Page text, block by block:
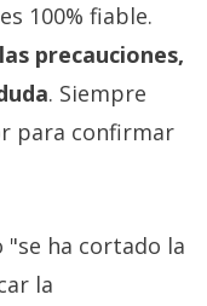
100% fiable.
precauciones,
. Siempre
para confirmar
"se ha cortado la
la